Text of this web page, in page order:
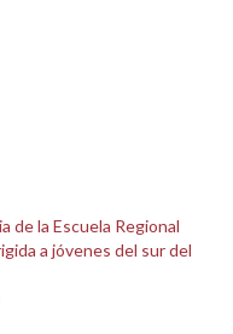
de la Escuela Regional
a jóvenes del sur del